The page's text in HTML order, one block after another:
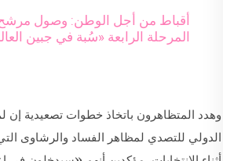
أقباط من أجل الوطن: وصول
المرحلة الرابعة «سُبة في جبين
وهدد المتظاهرون باتخاذ خطوات تصعيدية إن
الدولي للتصدي لمظاهر الفساد والرشاوى التي